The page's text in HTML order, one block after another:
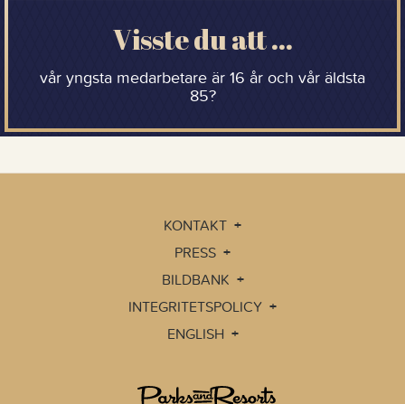
Visste du att …
vår yngsta medarbetare är 16 år och vår äldsta
85?
KONTAKT
PRESS
BILDBANK
INTEGRITETSPOLICY
ENGLISH